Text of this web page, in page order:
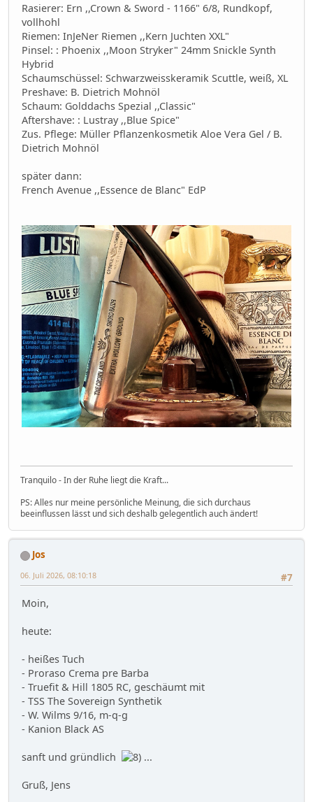
Rasierer: Ern ,,Crown & Sword - 1166" 6/8, Rundkopf,
vollhohl
Riemen: InJeNer Riemen ,,Kern Juchten XXL"
Pinsel: : Phoenix ,,Moon Stryker" 24mm Snickle Synth
Hybrid
Schaumschüssel: Schwarzweisskeramik Scuttle, weiß, XL
Preshave: B. Dietrich Mohnöl
Schaum: Golddachs Spezial ,,Classic"
Aftershave: : Lustray ,,Blue Spice"
Zus. Pflege: Müller Pflanzenkosmetik Aloe Vera Gel / B.
Dietrich Mohnöl
später dann:
French Avenue ,,Essence de Blanc" EdP
Tranquilo - In der Ruhe liegt die Kraft...
PS: Alles nur meine persönliche Meinung, die sich durchaus
beeinflussen lässt und sich deshalb gelegentlich auch ändert!
Jos
#7
06. Juli 2026, 08:10:18
Moin,
heute:
- heißes Tuch
- Proraso Crema pre Barba
- Truefit & Hill 1805 RC, geschäumt mit
- TSS The Sovereign Synthetik
- W. Wilms 9/16, m-q-g
- Kanion Black AS
sanft und gründlich ...
Gruß, Jens